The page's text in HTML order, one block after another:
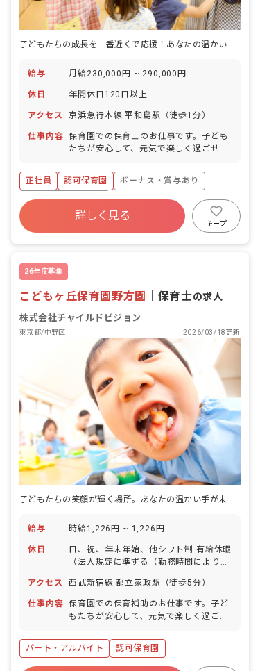
給与 月給230,000円 ~ 290,000円
休日 年間休日120日以上
アクセス 京浜急行本線 平和島駅（徒歩1分）
仕事内容 保育園での保育士のお仕事です。子ども
たちが安心して、元気で楽しく過ごせる
を共に作っていきましょう! ■園児年齢
層：0～5歳児
正社員 認可保育園
ボーナス・賞与あり
年間休日120日以上
寮・住宅・家賃補助あり
社会保険完備
詳しく見る
キープ
26年度募集
こどもヶ丘保育園野方園 保育士の求人
株式会社チャイルドビジョン
東京都/中野区 2026/03/18更新
子どもたちの笑顔が輝く場所。あなたの温かい手が未来を育む
給与 時給1,226円 ~ 1,226円
休日
日、祝、年末年始、他シフト制 有給休暇
（法人規定に準ずる（勤務時間により変
アクセス
西武新宿線 都立家政駅（徒歩5分）
仕事内容 保育園での保育補助のお仕事です。子ど
もたちが安心して、元気で楽しく過ごせ
園を共に作っていきましょう!
パート・アルバイト 認可保育園